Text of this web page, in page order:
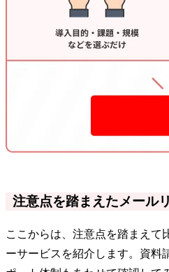
注意点を踏まえたメール
ここからは、注意点を踏まえて
ーサービスを紹介します。資料